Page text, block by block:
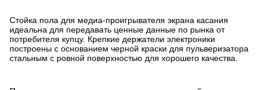
Стойка пола для медиа-проигрывателя экрана касания
идеальна для передавать ценные данные по рынка от
потребителя купцу. Крепкие держатели электроники
построены с основанием черной краски для пульверизатора
стальным с ровной поверхностью для хорошего качества.